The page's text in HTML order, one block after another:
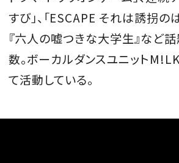
すび」、「ESCAPE それは誘拐の
『六人の嘘つきな大学生』など
数。ボーカルダンスユニット
て活動している。